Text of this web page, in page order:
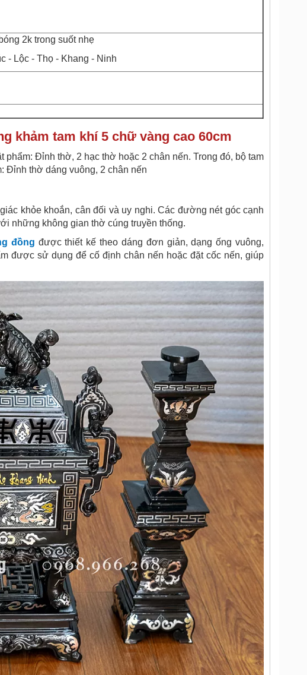
2k trong suốt nhẹ
- Lộc - Thọ - Khang - Ninh
khảm tam khí 5 chữ vàng cao 60cm
phẩm: Đỉnh thờ, 2 hạc thờ hoặc 2 chân nến. Trong đó, bộ tam
Đỉnh thờ dáng vuông, 2 chân nến
khỏe khoắn, cân đối và uy nghi. Các đường nét góc cạnh
những không gian thờ cúng truyền thống.
đồng được thiết kế theo dáng đơn giản, dạng ống vuông,
được sử dụng để cố định chân nến hoặc đặt cốc nến, giúp